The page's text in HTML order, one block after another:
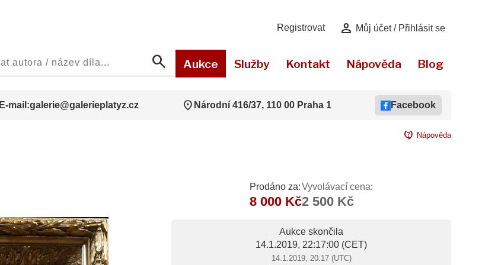
Registrovat person Můj účet / Přihlásit se
search Aukce Služby Kontakt Nápověda Blog
E-mail:galerie@galerieplatyz.cz location_on Národní 416/37, 110 00 Praha 1 Facebook
contact_support Nápověda
Prodáno za:
8 000 Kč
Vyvolávací cena:
2 500 Kč
Aukce skončila
14.1.2019, 22:17:00 (CET)
14.1.2019, 20:17 (UTC)